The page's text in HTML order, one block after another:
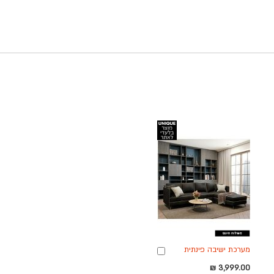
מערכת ישיבה פינתית
3,999.00 ₪
הוספה